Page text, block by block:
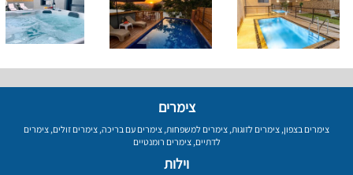
צימרים
צימרים בצפון, צימרים לזוגות, צימרים למשפחות, צימרים עם בריכה, צימרים זולים, צימרים
לדתיים,צימרים רומנטיים
וילות